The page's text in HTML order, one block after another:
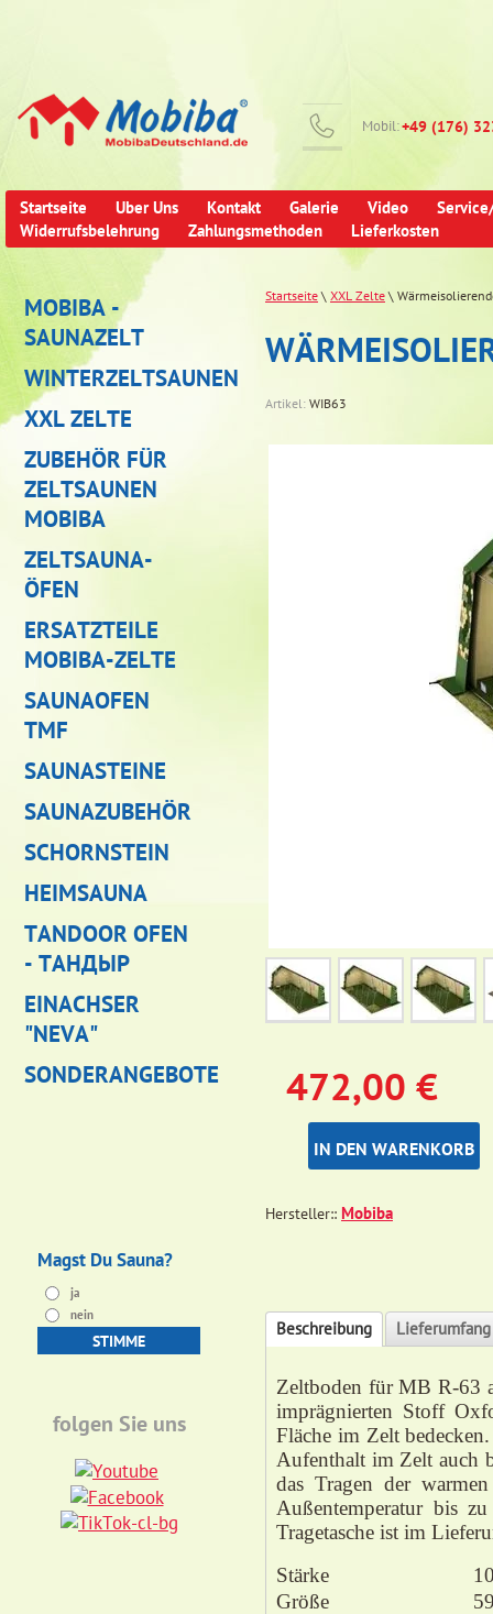
Mobil:+49 (176)
Startseite Uber Uns Kontakt Galerie Video
Widerrufsbelehrung
Zahlungsmethoden Lieferkosten
MOBIBA -
SAUNAZELT
WINTERZELTSAUNEN
XXL ZELTE
ZUBEHÖR FÜR
ZELTSAUNEN
MOBIBA
ZELTSAUNA-
ÖFEN
ERSATZTEILE
MOBIBA-ZELTE
SAUNAOFEN
TMF
SAUNASTEINE
SAUNAZUBEHÖR
SCHORNSTEIN
HEIMSAUNA
TANDOOR OFEN
- ТАНДЫР
EINACHSER
"NEVA"
SONDERANGEBOTE
Magst Du Sauna?
ja
nein
folgen Sie uns
Startseite\ XXL Zelte\
Artikel: WIB63
472,00 €
IN DEN WARENKORB
Hersteller: Mobiba
Beschreibung Lieferumfang
Zeltboden für MB R-63
imprägnierten Stoff
Fläche im Zelt
Aufenthalt im Zelt auch
das Tragen der
Außentemperatur bis
Tragetasche ist im
Stärke
Größe